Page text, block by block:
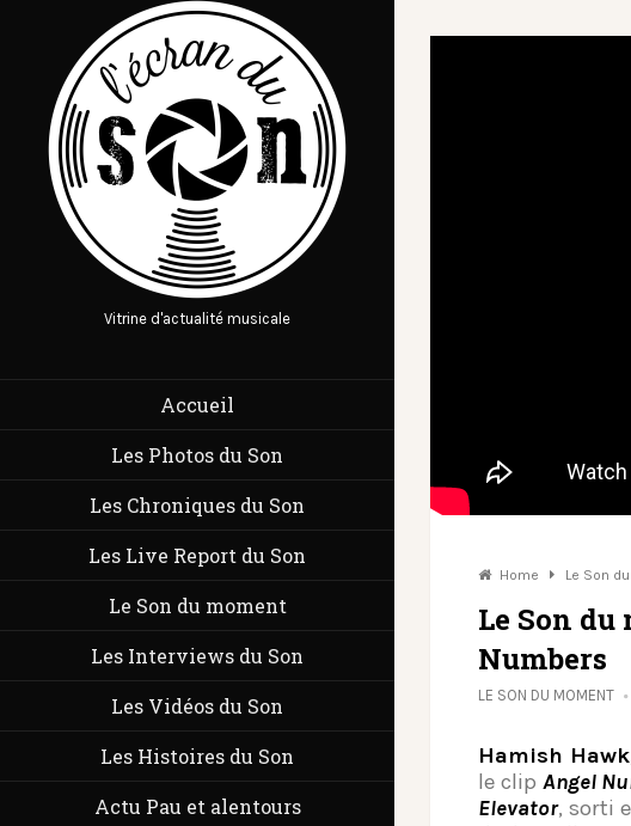
Vitrine d'actualité musicale
Accueil
Les Photos du Son
Les Chroniques du Son
Les Live Report du Son
Le Son du moment
Les Interviews du Son
Les Vidéos du Son
Les Histoires du Son
Actu Pau et alentours
Home Le Son
Le Son
Numbers
LE SON DU MOMENT
Hamish Hawk
le clip Angel
Elevator, sorti